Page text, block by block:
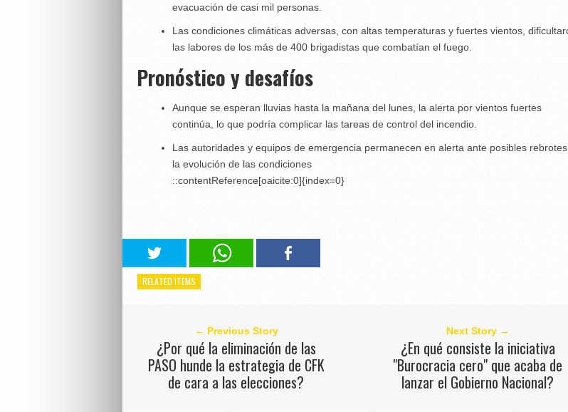
evacuación de casi mil personas.
Las condiciones climáticas adversas, con altas temperaturas y fuertes vientos,
las labores de los más de 400 brigadistas que combatían el fuego.
Pronóstico y desafíos
Aunque se esperan lluvias hasta la mañana del lunes, la alerta por vientos fuertes
continúa, lo que podría complicar las tareas de control del incendio.
Las autoridades y equipos de emergencia permanecen en alerta ante posibles
la evolución de las condiciones
::contentReference[oaicite:0]{index=0}
RELATED ITEMS
← Previous Story
¿Por qué la eliminación de las
PASO hunde la estrategia de CFK
de cara a las elecciones?
Next Story →
¿En qué consiste la iniciativa
"Burocracia cero" que acaba de
lanzar el Gobierno Nacional?